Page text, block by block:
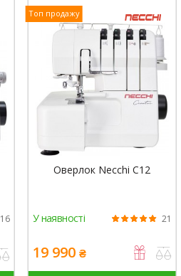
16
Топ продажу
Оверлок Necchi C12
У наявності 21
19 990 ₴